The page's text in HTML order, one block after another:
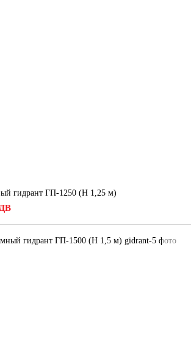
гидрант ГП-1250 (H 1,25 м)